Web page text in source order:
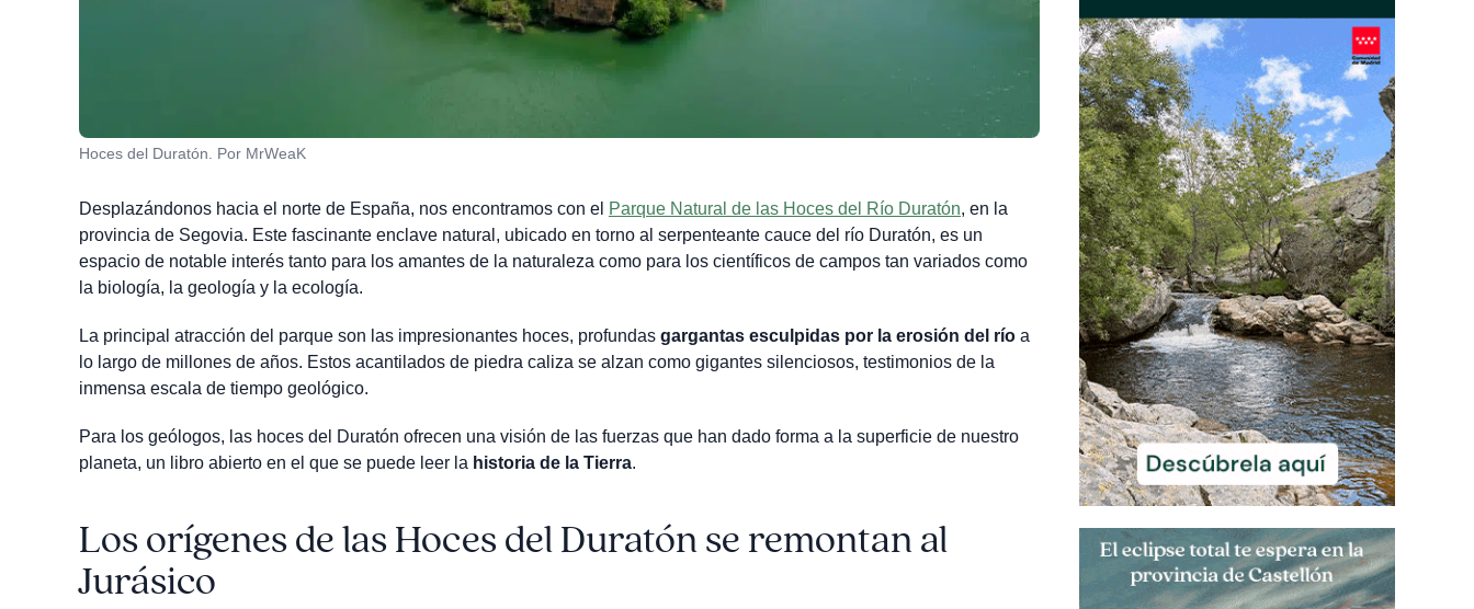
Hoces del Duratón. Por MrWeaK
Desplazándonos hacia el norte de España, nos encontramos con el Parque Natural de las Hoces del Río Duratón, en la
provincia de Segovia. Este fascinante enclave natural, ubicado en torno al serpenteante cauce del río Duratón, es un
espacio de notable interés tanto para los amantes de la naturaleza como para los científicos de campos tan variados como
la biología, la geología y la ecología.
La principal atracción del parque son las impresionantes hoces, profundas gargantas esculpidas por la erosión del ríoa
lo largo de millones de años. Estos acantilados de piedra caliza se alzan como gigantes silenciosos, testimonios de la
inmensa escala de tiempo geológico.
Para los geólogos, las hoces del Duratón ofrecen una visión de las fuerzas que han dado forma a la superficie de nuestro
planeta, un libro abierto en el que se puede leer la historia de la Tierra.
Los orígenes de las Hoces del Duratón se remontan al
Jurásico